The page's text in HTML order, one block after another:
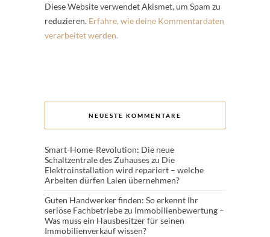
Diese Website verwendet Akismet, um Spam zu
reduzieren. Erfahre, wie deine Kommentardaten
verarbeitet werden.
NEUESTE KOMMENTARE
Smart-Home-Revolution: Die neue
Schaltzentrale des Zuhauseszu Die
Elektroinstallation wird repariert – welche
Arbeiten dürfen Laien übernehmen?
Guten Handwerker finden: So erkennt Ihr
seriöse Fachbetriebezu Immobilienbewertung –
Was muss ein Hausbesitzer für seinen
Immobilienverkauf wissen?